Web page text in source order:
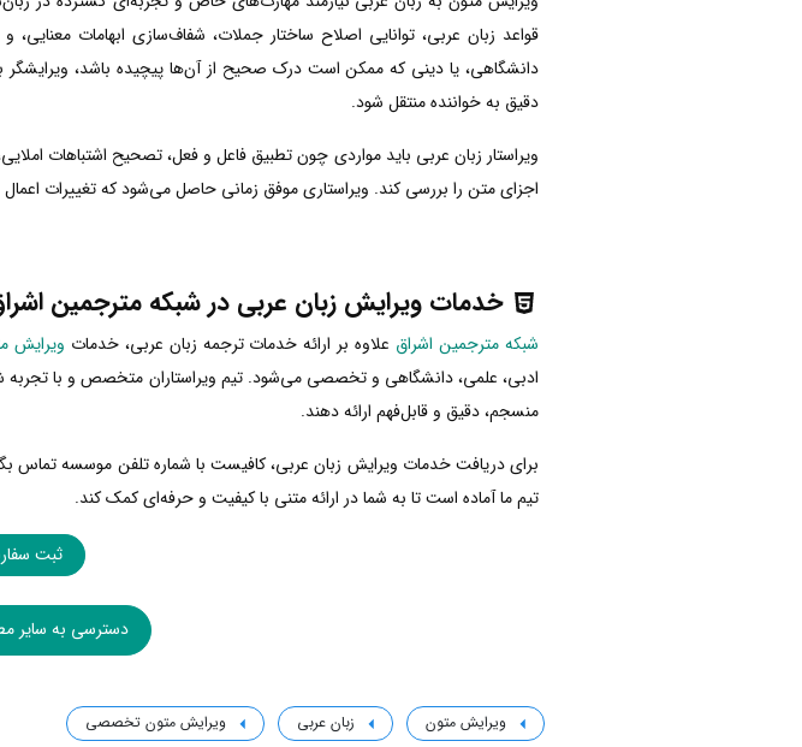
قواعد زبان عربی، توانایی اصلاح ساختار جملات، شفاف‌سازی ابهامات معنایی،
دانشگاهی، یا دینی که ممکن است درک صحیح از آن‌ها پیچیده باشد،
دقیق به خواننده منتقل شود.
ویراستار زبان عربی باید مواردی چون تطبیق فاعل و فعل، تصحیح اشتباهات
اجزای متن را بررسی کند. ویراستاری موفق زمانی حاصل می‌شود که تغییرات
خدمات ویرایش زبان عربی در شبکه مترجمین
شبکه مترجمین اشراق علاوه بر ارائه خدمات ترجمه زبان عربی، خدمات ویرایش
ادبی، علمی، دانشگاهی و تخصصی می‌شود. تیم ویراستاران متخصص و با تجربه
منسجم، دقیق و قابل‌فهم ارائه دهند.
برای دریافت خدمات ویرایش زبان عربی، کافیست با شماره تلفن موسسه تماس
تیم ما آماده است تا به شما در ارائه متنی با کیفیت و حرفه‌ای کمک کند.
ثبت
دسترسی به سایر
ویرایش متون زبان عربی ویرایش متون تخصصی